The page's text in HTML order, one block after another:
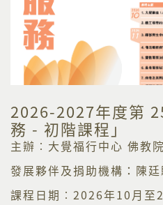
2026-2027年度第
務 - 初階課程」
主辦︰大覺福行中心 佛教
發展夥伴及捐助機構：陳
課程日期︰2026年10月至